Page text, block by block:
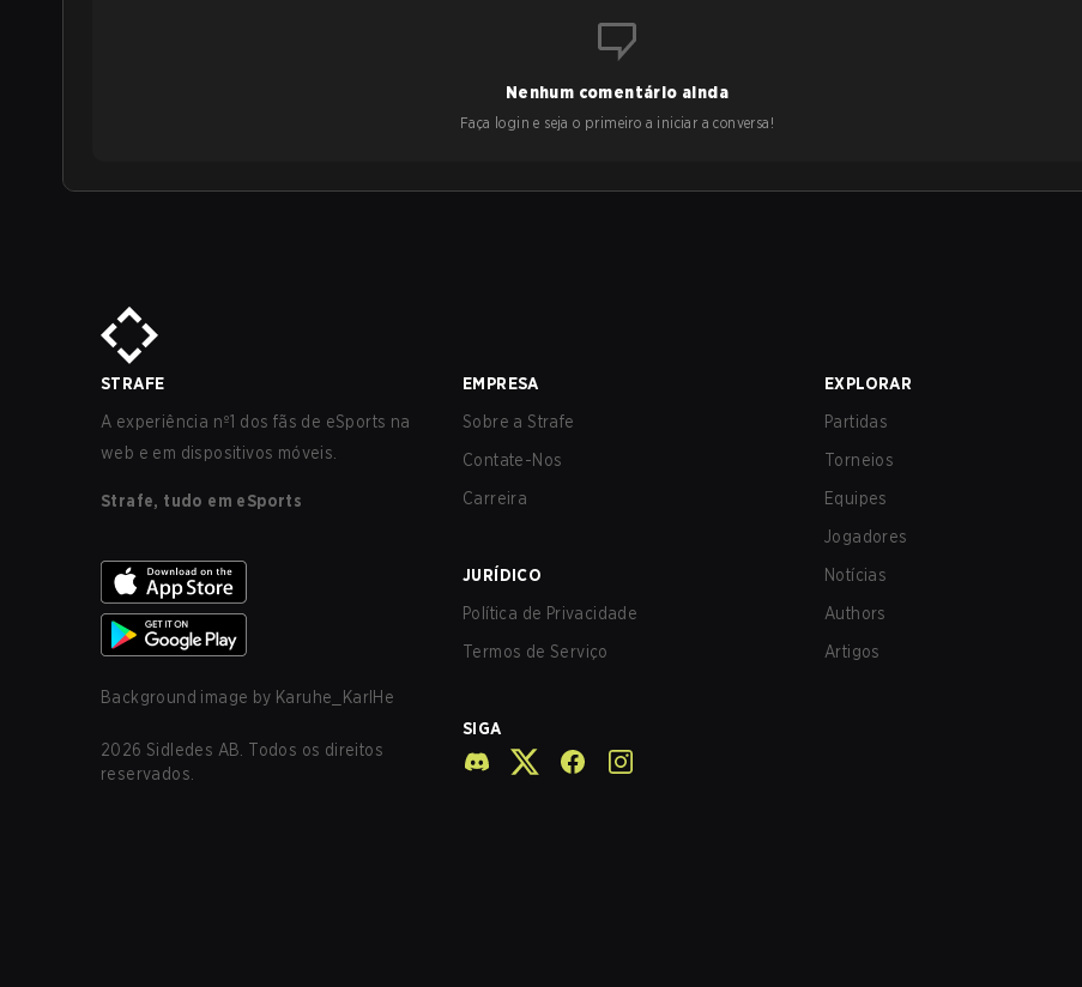
Nenhum comentário ainda
Faça login e seja o primeiro a iniciar a conversa!
STRAFE
A experiência nº1 dos fãs de eSports na
web e em dispositivos móveis.
Strafe, tudo em eSports
Background image by Karuhe_KarlHe
2026 Sidledes AB. Todos os direitos
reservados.
EMPRESA
Sobre a Strafe
Contate-Nos
Carreira
JURÍDICO
Política de Privacidade
Termos de Serviço
SIGA
EXPLORAR
Partidas
Torneios
Equipes
Jogadores
Notícias
Authors
Artigos